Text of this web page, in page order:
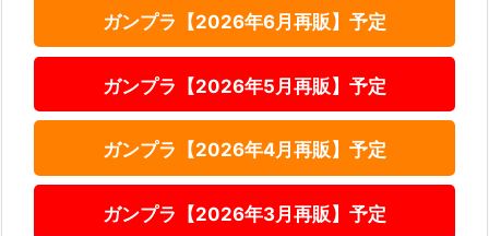
ガンプラ【2026年6月再販】予定
ガンプラ【2026年5月再販】予定
ガンプラ【2026年4月再販】予定
ガンプラ【2026年3月再販】予定